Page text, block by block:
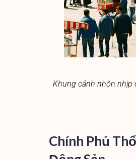
Khung cảnh nhộn nhịp
Chính Phủ